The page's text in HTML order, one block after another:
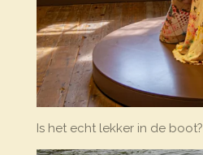
Is het echt lekker in de boot?